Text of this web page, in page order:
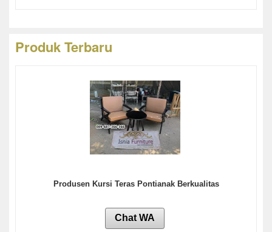
Produk Terbaru
Produsen Kursi Teras Pontianak Berkualitas
Chat WA